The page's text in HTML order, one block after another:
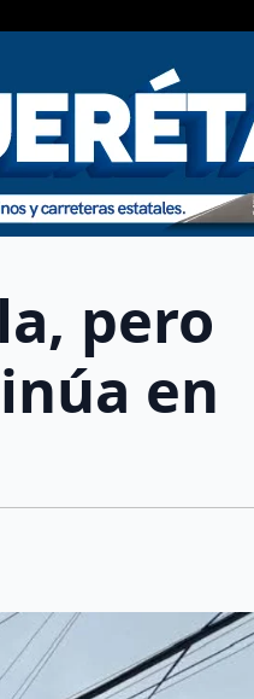
pero
en